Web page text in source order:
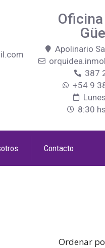
Apolinario
387
+54 9
8:30
Contacto
Ordenar